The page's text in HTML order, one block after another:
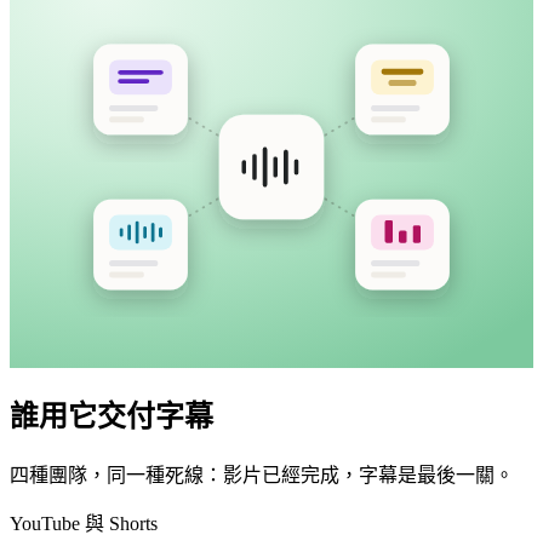
誰用它交付字幕
四種團隊，同一種死線：影片已經完成，字幕是最後一關。
YouTube 與 Shorts